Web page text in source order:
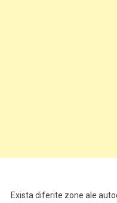
Exista diferite zone ale